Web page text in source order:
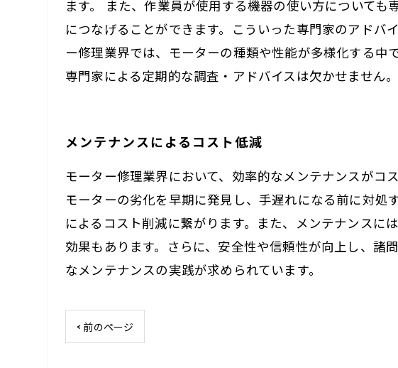
ます。 また、作業員が使用する機器の使い方について
につなげることができます。こういった専門家のアドバ
ー修理業界では、モーターの種類や性能が多様化する中
専門家による定期的な調査・アドバイスは欠かせません
メンテナンスによるコスト低減
モーター修理業界において、効率的なメンテナンスがコ
モーターの劣化を早期に発見し、手遅れになる前に対
によるコスト削減に繋がります。また、メンテナンスに
効果もあります。さらに、安全性や信頼性が向上し、諸
なメンテナンスの実践が求められています。
< 前のページ